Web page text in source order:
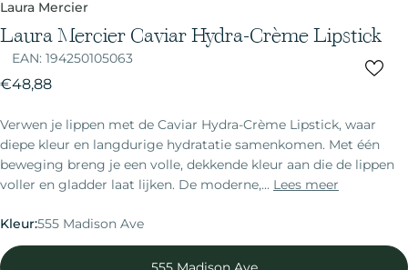
Laura Mercier
Laura Mercier Caviar Hydra-Crème Lipstick
EAN: 194250105063
Normale
€48,88
Verwen je lippen met de Caviar Hydra-Crème Lipstick, waar
diepe kleur en langdurige hydratatie samenkomen. Met één
beweging breng je een volle, dekkende kleur aan die de lippen
voller en gladder laat lijken. De moderne,... Lees meer
Kleur:555 Madison Ave